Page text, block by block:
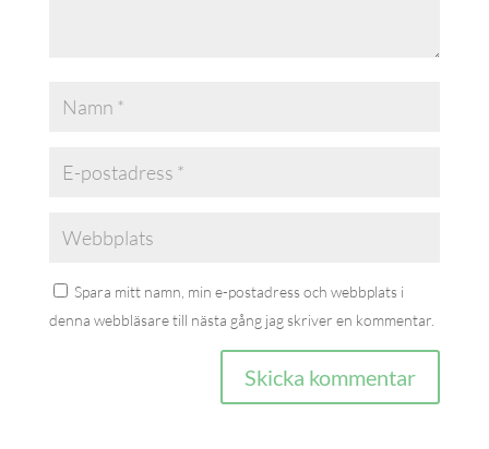
Spara mitt namn, min e-postadress och webbplats i
denna webbläsare till nästa gång jag skriver en kommentar.